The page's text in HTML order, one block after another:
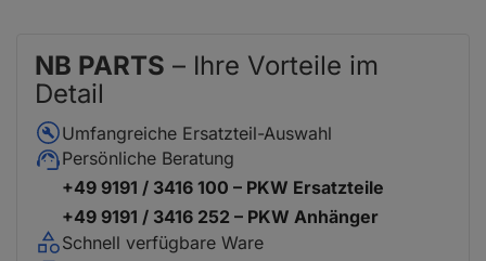
NB PARTS – Ihre Vorteile im
Detail
Umfangreiche Ersatzteil-Auswahl
Persönliche Beratung
+49 9191 / 3416 100 – PKW Ersatzteile
+49 9191 / 3416 252 – PKW Anhänger
Schnell verfügbare Ware